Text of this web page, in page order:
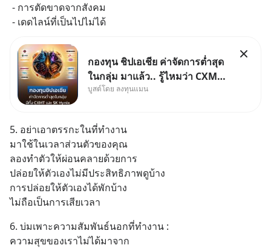
- การตัดขาดจากสังคม
- เดดไลน์ที่เป็นไปไม่ได้
กองทุน ชิปเอเชีย ค่าจัดการต่ำสุด
ในกลุ่ม มาแล้ว.. รู้ไหมว่า CXMT
อยู่ดี ๆ ขึ้นมาเป็นบริษัทอันดับ 1 ใน
เดียวกัน TSMC เป็นบริษัทอันดับ 1
ในไต้หวันมานานแล้ว
บูสต์โดย ลงทุนแมน
5. อย่าเอาตรรกะในที่ทำงาน
มาใช้ในเวลาส่วนตัวของคุณ
ลองทำตัวให้ผ่อนคลายด้วยการ
ปล่อยให้ตัวเองไม่มีประสิทธิภาพดูบ้าง
การปล่อยให้ตัวเองได้พักบ้าง
ไม่ถือเป็นการเสียเวลา
6. บ่มเพาะความสัมพันธ์นอกที่ทำงาน :
ความสุขของเราไม่ได้มาจาก